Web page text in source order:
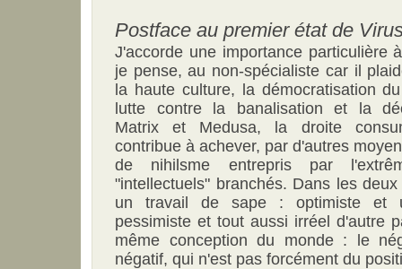
Postface au premier état de
J'accorde une importance particulière
je pense, au non-spécialiste car il
la haute culture, la démocratisation
lutte contre la banalisation et la
Matrix et Medusa, la droite
contribue à achever, par d'autres
de nihilsme entrepris par
"intellectuels" branchés. Dans les
un travail de sape : optimiste et
pessimiste et tout aussi irréel d'autre
même conception du monde : le
négatif, qui n'est pas forcément du